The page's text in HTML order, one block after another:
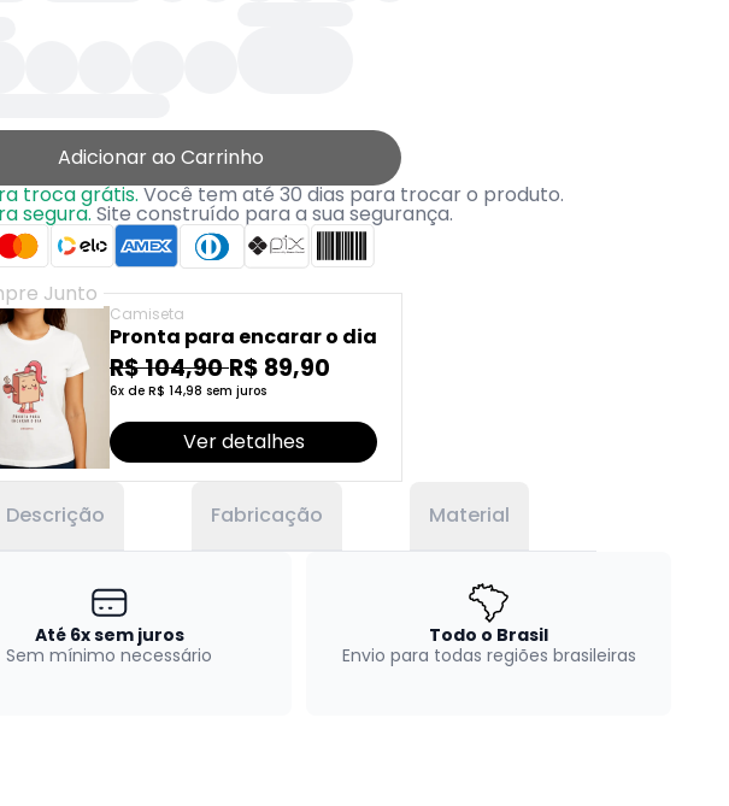
Adicionar ao Carrinho
troca grátis.Você tem até 30 dias para trocar o produto.
segura.Site construído para a sua segurança.
Junto
Camiseta
Pronta para encarar o dia
R$ 104,90 R$ 89,90
6x de R$ 14,98 sem juros
Ver detalhes
Descrição Fabricação Material
Até 6x sem juros
Sem mínimo necessário
Todo o Brasil
Envio para todas regiões brasileiras